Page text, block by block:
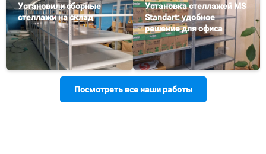
Установили сборные
стеллажи на склад
Установка стеллажей MS
Standart: удобное
решение для офиса
Посмотреть все наши работы